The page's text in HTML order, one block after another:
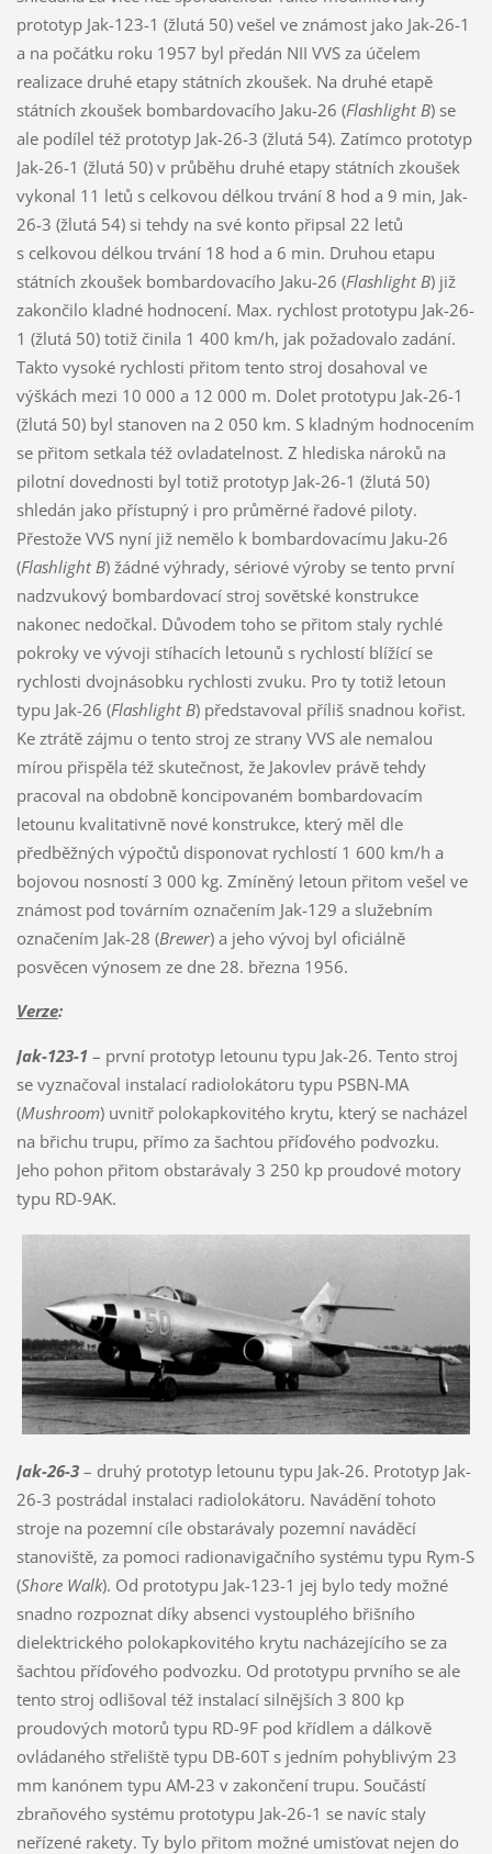
prototyp Jak-123-1 (žlutá 50) vešel ve známost jako Jak-26-1
a na počátku roku 1957 byl předán NII VVS za účelem
realizace druhé etapy státních zkoušek. Na druhé etapě
státních zkoušek bombardovacího Jaku-26 (Flashlight B) se
ale podílel též prototyp Jak-26-3 (žlutá 54). Zatímco prototyp
Jak-26-1 (žlutá 50) v průběhu druhé etapy státních zkoušek
vykonal 11 letů s celkovou délkou trvání 8 hod a 9 min, Jak-
26-3 (žlutá 54) si tehdy na své konto připsal 22 letů
s celkovou délkou trvání 18 hod a 6 min. Druhou etapu
státních zkoušek bombardovacího Jaku-26 (Flashlight B) již
zakončilo kladné hodnocení. Max. rychlost prototypu Jak-26-
1 (žlutá 50) totiž činila 1 400 km/h, jak požadovalo zadání.
Takto vysoké rychlosti přitom tento stroj dosahoval ve
výškách mezi 10 000 a 12 000 m. Dolet prototypu Jak-26-1
(žlutá 50) byl stanoven na 2 050 km. S kladným hodnocením
se přitom setkala též ovladatelnost. Z hlediska nároků na
pilotní dovednosti byl totiž prototyp Jak-26-1 (žlutá 50)
shledán jako přístupný i pro průměrné řadové piloty.
Přestože VVS nyní již nemělo k bombardovacímu Jaku-26
(Flashlight B) žádné výhrady, sériové výroby se tento první
nadzvukový bombardovací stroj sovětské konstrukce
nakonec nedočkal. Důvodem toho se přitom staly rychlé
pokroky ve vývoji stíhacích letounů s rychlostí blížící se
rychlosti dvojnásobku rychlosti zvuku. Pro ty totiž letoun
typu Jak-26 (Flashlight B) představoval příliš snadnou kořist.
Ke ztrátě zájmu o tento stroj ze strany VVS ale nemalou
mírou přispěla též skutečnost, že Jakovlev právě tehdy
pracoval na obdobně koncipovaném bombardovacím
letounu kvalitativně nové konstrukce, který měl dle
předběžných výpočtů disponovat rychlostí 1 600 km/h a
bojovou nosností 3 000 kg. Zmíněný letoun přitom vešel ve
známost pod továrním označením Jak-129 a služebním
označením Jak-28 (Brewer) a jeho vývoj byl oficiálně
posvěcen výnosem ze dne 28. března 1956.
Verze:
Jak-123-1– první prototyp letounu typu Jak-26. Tento stroj
se vyznačoval instalací radiolokátoru typu PSBN-MA
(Mushroom) uvnitř polokapkovitého krytu, který se nacházel
na břichu trupu, přímo za šachtou příďového podvozku.
Jeho pohon přitom obstarávaly 3 250 kp proudové motory
typu RD-9AK.
Jak-26-3– druhý prototyp letounu typu Jak-26. Prototyp Jak-
26-3 postrádal instalaci radiolokátoru. Navádění tohoto
stroje na pozemní cíle obstarávaly pozemní naváděcí
stanoviště, za pomoci radionavigačního systému typu Rym-S
(Shore Walk). Od prototypu Jak-123-1 jej bylo tedy možné
snadno rozpoznat díky absenci vystouplého břišního
dielektrického polokapkovitého krytu nacházejícího se za
šachtou příďového podvozku. Od prototypu prvního se ale
tento stroj odlišoval též instalací silnějších 3 800 kp
proudových motorů typu RD-9F pod křídlem a dálkově
ovládaného střeliště typu DB-60T s jedním pohyblivým 23
mm kanónem typu AM-23 v zakončení trupu. Součástí
zbraňového systému prototypu Jak-26-1 se navíc staly
neřízené rakety. Ty bylo přitom možné umisťovat nejen do